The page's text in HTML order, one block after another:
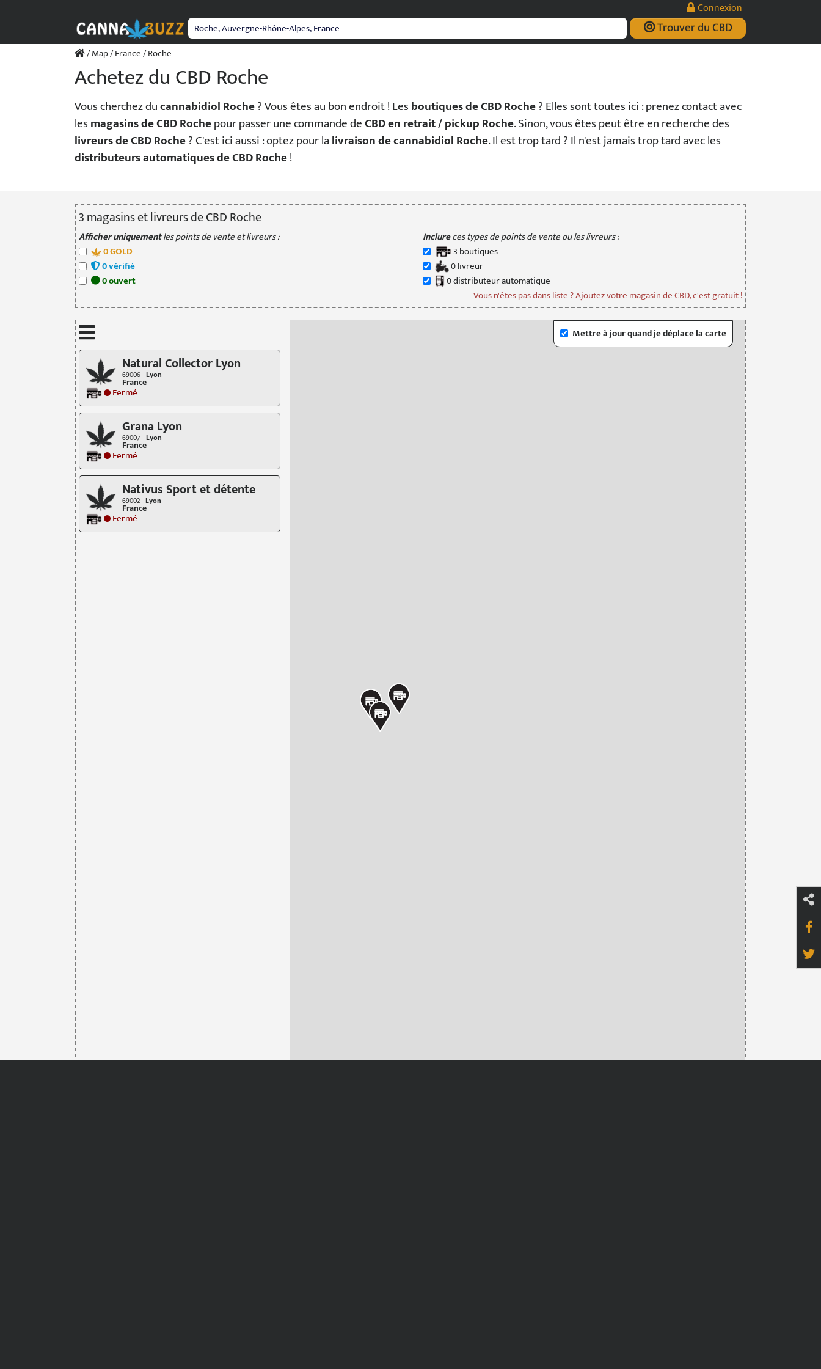
Connexion
Trouver du CBD
/Map/France/ Roche
Achetez du CBD Roche
Vous cherchez ducannabidiol Roche? Vous êtes au bon endroit ! Lesboutiques de CBD Roche? Elles sont toutes ici : prenez contact avec
lesmagasins de CBD Rochepour passer une commande deCBD en retrait / pickup Roche. Sinon, vous êtes peut être en recherche des
livreurs de CBD Roche? C'est ici aussi : optez pour lalivraison de cannabidiol Roche. Il est trop tard ? Il n'est jamais trop tard avec les
distributeurs automatiques de CBD Roche!
3magasinset livreursde CBD Roche
Afficher uniquementles points de vente et livreurs :
0GOLD
0vérifié
0ouvert
Inclureces types de points de vente ou les livreurs :
3 boutiques
0livreur
0distributeurautomatique
Vous n'êtes pas dans liste ?Ajoutez votre magasin de CBD, c'est gratuit !
Mettre à jour quand je déplace la carte
Natural Collector Lyon
69006 -Lyon
France
Fermé
Grana Lyon
69007 -Lyon
France
Fermé
Nativus Sport et détente
69002 -Lyon
France
Fermé